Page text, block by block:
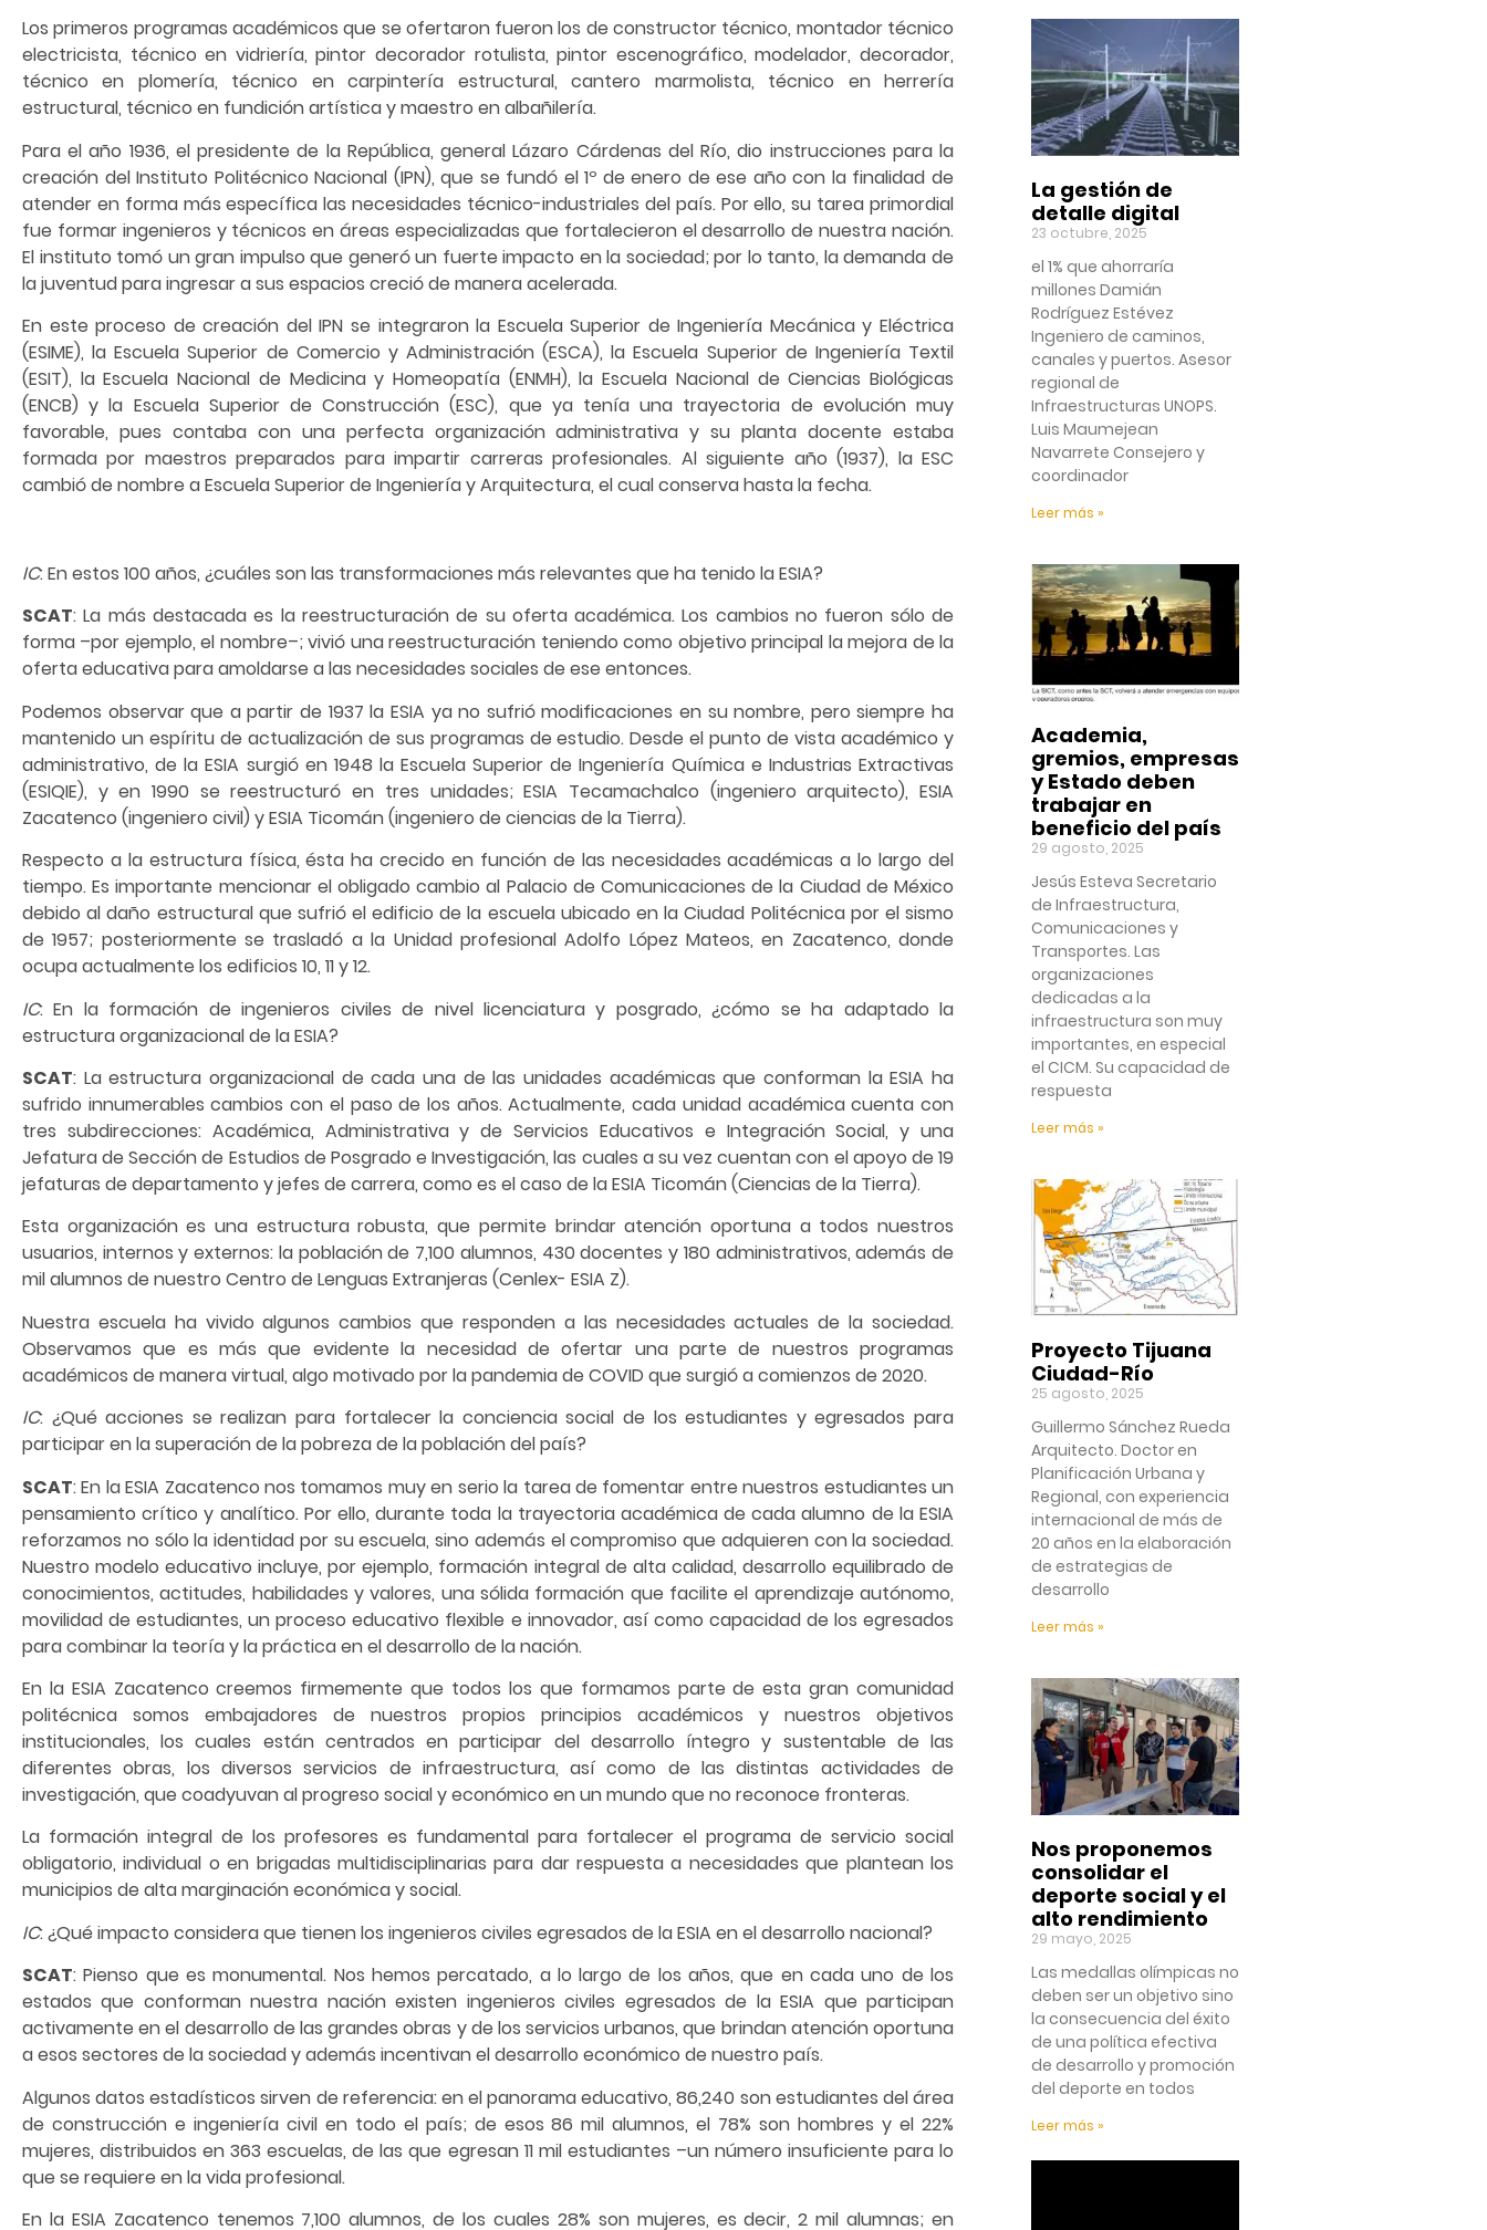
Los primeros programas académicos que se ofertaron fueron los de constructor técnico, montador técnico
electricista, técnico en vidriería, pintor decorador rotulista, pintor escenográfico, modelador, decorador,
técnico en plomería, técnico en carpintería estructural, cantero marmolista, técnico en herrería
estructural, técnico en fundición artística y maestro en albañilería.
Para el año 1936, el presidente de la República, general Lázaro Cárdenas del Río, dio instrucciones para la
creación del Instituto Politécnico Nacional (IPN), que se fundó el 1º de enero de ese año con la finalidad de
atender en forma más específica las necesidades técnico-industriales del país. Por ello, su tarea primordial
fue formar ingenieros y técnicos en áreas especializadas que fortalecieron el desarrollo de nuestra nación.
El instituto tomó un gran impulso que generó un fuerte impacto en la sociedad; por lo tanto, la demanda de
la juventud para ingresar a sus espacios creció de manera acelerada.
En este proceso de creación del IPN se integraron la Escuela Superior de Ingeniería Mecánica y Eléctrica
(ESIME), la Escuela Superior de Comercio y Administración (ESCA), la Escuela Superior de Ingeniería Textil
(ESIT), la Escuela Nacional de Medicina y Homeopatía (ENMH), la Escuela Nacional de Ciencias Biológicas
(ENCB) y la Escuela Superior de Construcción (ESC), que ya tenía una trayectoria de evolución muy
favorable, pues contaba con una perfecta organización administrativa y su planta docente estaba
formada por maestros preparados para impartir carreras profesionales. Al siguiente año (1937), la ESC
cambió de nombre a Escuela Superior de Ingeniería y Arquitectura, el cual conserva hasta la fecha.
IC: En estos 100 años, ¿cuáles son las transformaciones más relevantes que ha tenido la ESIA?
SCAT: La más destacada es la reestructuración de su oferta académica. Los cambios no fueron sólo de
forma –por ejemplo, el nombre–; vivió una reestructuración teniendo como objetivo principal la mejora de la
oferta educativa para amoldarse a las necesidades sociales de ese entonces.
Podemos observar que a partir de 1937 la ESIA ya no sufrió modificaciones en su nombre, pero siempre ha
mantenido un espíritu de actualización de sus programas de estudio. Desde el punto de vista académico y
administrativo, de la ESIA surgió en 1948 la Escuela Superior de Ingeniería Química e Industrias Extractivas
(ESIQIE), y en 1990 se reestructuró en tres unidades; ESIA Tecamachalco (ingeniero arquitecto), ESIA
Zacatenco (ingeniero civil) y ESIA Ticomán (ingeniero de ciencias de la Tierra).
Respecto a la estructura física, ésta ha crecido en función de las necesidades académicas a lo largo del
tiempo. Es importante mencionar el obligado cambio al Palacio de Comunicaciones de la Ciudad de México
debido al daño estructural que sufrió el edificio de la escuela ubicado en la Ciudad Politécnica por el sismo
de 1957; posteriormente se trasladó a la Unidad profesional Adolfo López Mateos, en Zacatenco, donde
ocupa actualmente los edificios 10, 11 y 12.
IC: En la formación de ingenieros civiles de nivel licenciatura y posgrado, ¿cómo se ha adaptado la
estructura organizacional de la ESIA?
SCAT: La estructura organizacional de cada una de las unidades académicas que conforman la ESIA ha
sufrido innumerables cambios con el paso de los años. Actualmente, cada unidad académica cuenta con
tres subdirecciones: Académica, Administrativa y de Servicios Educativos e Integración Social, y una
Jefatura de Sección de Estudios de Posgrado e Investigación, las cuales a su vez cuentan con el apoyo de 19
jefaturas de departamento y jefes de carrera, como es el caso de la ESIA Ticomán (Ciencias de la Tierra).
Esta organización es una estructura robusta, que permite brindar atención oportuna a todos nuestros
usuarios, internos y externos: la población de 7,100 alumnos, 430 docentes y 180 administrativos, además de
mil alumnos de nuestro Centro de Lenguas Extranjeras (Cenlex- ESIA Z).
Nuestra escuela ha vivido algunos cambios que responden a las necesidades actuales de la sociedad.
Observamos que es más que evidente la necesidad de ofertar una parte de nuestros programas
académicos de manera virtual, algo motivado por la pandemia de COVID que surgió a comienzos de 2020.
IC: ¿Qué acciones se realizan para fortalecer la conciencia social de los estudiantes y egresados para
participar en la superación de la pobreza de la población del país?
SCAT: En la ESIA Zacatenco nos tomamos muy en serio la tarea de fomentar entre nuestros estudiantes un
pensamiento crítico y analítico. Por ello, durante toda la trayectoria académica de cada alumno de la ESIA
reforzamos no sólo la identidad por su escuela, sino además el compromiso que adquieren con la sociedad.
Nuestro modelo educativo incluye, por ejemplo, formación integral de alta calidad, desarrollo equilibrado de
conocimientos, actitudes, habilidades y valores, una sólida formación que facilite el aprendizaje autónomo,
movilidad de estudiantes, un proceso educativo flexible e innovador, así como capacidad de los egresados
para combinar la teoría y la práctica en el desarrollo de la nación.
En la ESIA Zacatenco creemos firmemente que todos los que formamos parte de esta gran comunidad
politécnica somos embajadores de nuestros propios principios académicos y nuestros objetivos
institucionales, los cuales están centrados en participar del desarrollo íntegro y sustentable de las
diferentes obras, los diversos servicios de infraestructura, así como de las distintas actividades de
investigación, que coadyuvan al progreso social y económico en un mundo que no reconoce fronteras.
La formación integral de los profesores es fundamental para fortalecer el programa de servicio social
obligatorio, individual o en brigadas multidisciplinarias para dar respuesta a necesidades que plantean los
municipios de alta marginación económica y social.
IC: ¿Qué impacto considera que tienen los ingenieros civiles egresados de la ESIA en el desarrollo nacional?
SCAT: Pienso que es monumental. Nos hemos percatado, a lo largo de los años, que en cada uno de los
estados que conforman nuestra nación existen ingenieros civiles egresados de la ESIA que participan
activamente en el desarrollo de las grandes obras y de los servicios urbanos, que brindan atención oportuna
a esos sectores de la sociedad y además incentivan el desarrollo económico de nuestro país.
Algunos datos estadísticos sirven de referencia: en el panorama educativo, 86,240 son estudiantes del área
de construcción e ingeniería civil en todo el país; de esos 86 mil alumnos, el 78% son hombres y el 22%
mujeres, distribuidos en 363 escuelas, de las que egresan 11 mil estudiantes –un número insuficiente para lo
que se requiere en la vida profesional.
En la ESIA Zacatenco tenemos 7,100 alumnos, de los cuales 28% son mujeres, es decir, 2 mil alumnas; en
La gestión de
detalle digital
23 octubre, 2025
el 1% que ahorraría
millones Damián
Rodríguez Estévez
Ingeniero de caminos,
canales y puertos. Asesor
regional de
Infraestructuras UNOPS.
Luis Maumejean
Navarrete Consejero y
coordinador
Leer más »
Academia,
gremios, empresas
y Estado deben
trabajar en
beneficio del país
29 agosto, 2025
Jesús Esteva Secretario
de Infraestructura,
Comunicaciones y
Transportes. Las
organizaciones
dedicadas a la
infraestructura son muy
importantes, en especial
el CICM. Su capacidad de
respuesta
Leer más »
Proyecto Tijuana
Ciudad-Río
25 agosto, 2025
Guillermo Sánchez Rueda
Arquitecto. Doctor en
Planificación Urbana y
Regional, con experiencia
internacional de más de
20 años en la elaboración
de estrategias de
desarrollo
Leer más »
Nos proponemos
consolidar el
deporte social y el
alto rendimiento
29 mayo, 2025
Las medallas olímpicas no
deben ser un objetivo sino
la consecuencia del éxito
de una política efectiva
de desarrollo y promoción
del deporte en todos
Leer más »